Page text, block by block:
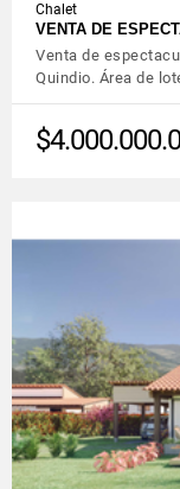
Chalet
VENTA DE
Venta de
Quindio. Área de